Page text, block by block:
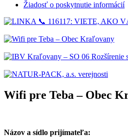
Žiadosť o poskytnutie informácií
Wifi pre Teba – Obec
Názov a sídlo prijímateľa: